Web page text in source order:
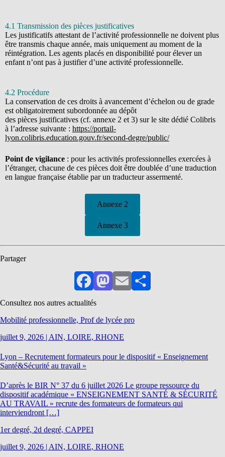
4.1 Transmission des pièces justificatives
Les justificatifs attestant de l’activité professionnelle ne doivent plus
être transmis chaque année, mais uniquement au moment de la
réintégration. Les agents placés en disponibilité pour élever un
enfant n’ont pas à justifier d’une activité professionnelle.
4.2 Procédure
La conservation de ces droits à avancement d’échelon ou de grade
est obligatoirement subordonnée au dépôt
des pièces justificatives (cf. annexe 2 et 3) sur le site dédié Colibris
à l’adresse suivante : https://portail-
lyon.colibris.education.gouv.fr/second-degre/public/
Point de vigilance : pour les activités professionnelles exercées à
l’étranger, chacune de ces pièces doit être doublée d’une traduction
en langue française établie par un traducteur assermenté.
Annexe 2
Annexe 3
Partager
FacebookMastodon
EmailPartager
Consultez nos autres actualités
Mobilité professionnelle, Prof de lycée pro
juillet 9, 2026 | AIN, LOIRE, RHONE
Lyon – Recrutement formateurs pour le dispositif « Enseignement
Santé&Sécurité au travail »
D’après le BIR N° 37 du 6 juillet 2026 Le groupe ressource du
dispositif académique « ENSEIGNEMENT SANTÉ & SÉCURITÉ
AU TRAVAIL » recrute des formateurs de formateurs qui
interviendront […]
1er degré, 2d degré, CAPPEI
juillet 9, 2026 | AIN, LOIRE, RHONE